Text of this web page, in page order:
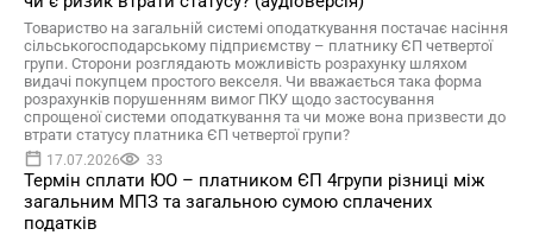
Товариство на загальній системі оподаткування постачає насіння
сільськогосподарському підприємству – платнику ЄП четвертої
групи. Сторони розглядають можливість розрахунку шляхом
видачі покупцем простого векселя. Чи вважається така форма
розрахунків порушенням вимог ПКУ щодо застосування
спрощеної системи оподаткування та чи може вона призвести до
втрати статусу платника ЄП четвертої групи?
17.07.2026 33
Термін сплати ЮО – платником ЄП 4групи різниці між
загальним МПЗ та загальною сумою сплачених
податків